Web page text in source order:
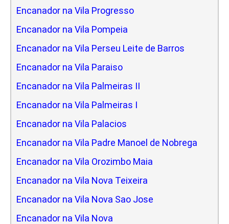
Encanador na Vila Progresso
Encanador na Vila Pompeia
Encanador na Vila Perseu Leite de Barros
Encanador na Vila Paraiso
Encanador na Vila Palmeiras II
Encanador na Vila Palmeiras I
Encanador na Vila Palacios
Encanador na Vila Padre Manoel de Nobrega
Encanador na Vila Orozimbo Maia
Encanador na Vila Nova Teixeira
Encanador na Vila Nova Sao Jose
Encanador na Vila Nova